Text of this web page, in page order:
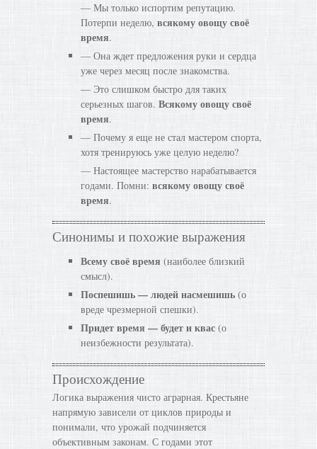
— Мы только испортим репутацию.
Потерпи неделю, всякому овощу своё
время.
— Она ждет предложения руки и сердца
уже через месяц после знакомства.
— Это слишком быстро для таких
серьезных шагов. Всякому овощу своё
время.
— Почему я еще не стал мастером спорта,
хотя тренируюсь уже целую неделю?
— Настоящее мастерство нарабатывается
годами. Помни: всякому овощу своё
время.
Синонимы и похожие выражения
Всему своё время (наиболее близкий
смысл).
Поспешишь — людей насмешишь (о
вреде чрезмерной спешки).
Придет время — будет и квас (о
неизбежности результата).
Происхождение
Логика выражения чисто аграрная. Крестьяне
напрямую зависели от циклов природы и
понимали, что урожай подчиняется
объективным законам. С годами этот